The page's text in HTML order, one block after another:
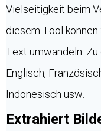
Vielseitigkeit beim
diesem Tool
Text umwandeln.
Englisch,
Indonesisch usw.
Extrahiert